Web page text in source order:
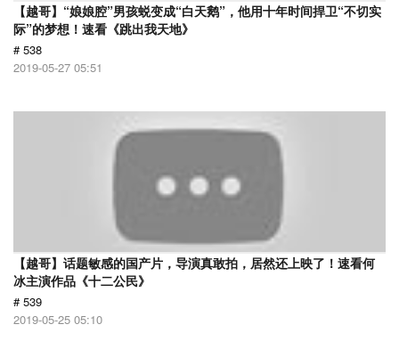
【越哥】“娘娘腔”男孩蜕变成“白天鹅”，他用十年时间捍卫“不切实
际”的梦想！速看《跳出我天地》
# 538
2019-05-27 05:51
【越哥】话题敏感的国产片，导演真敢拍，居然还上映了！速看何
冰主演作品《十二公民》
# 539
2019-05-25 05:10